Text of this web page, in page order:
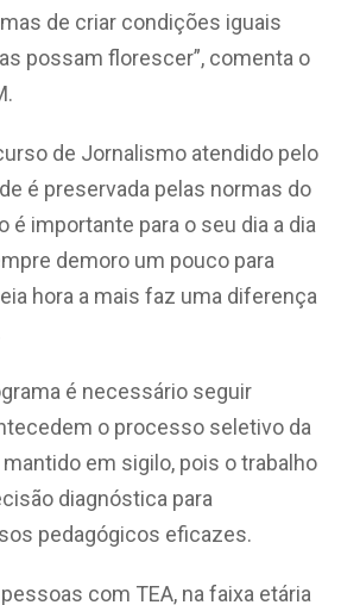
de criar condições iguais
possam florescer”, comenta o
de Jornalismo atendido pelo
é preservada pelas normas do
é importante para o seu dia a dia
demoro um pouco para
hora a mais faz uma diferença
é necessário seguir
o processo seletivo da
em sigilo, pois o trabalho
diagnóstica para
pedagógicos eficazes.
com TEA, na faixa etária